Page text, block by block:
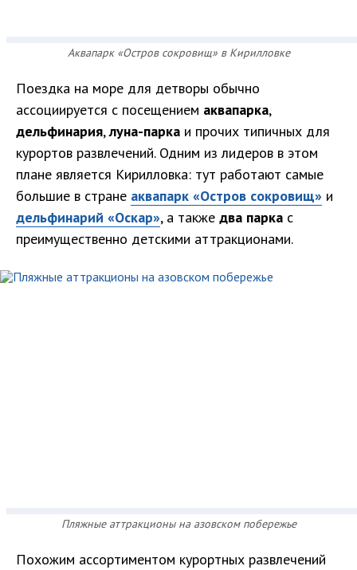
Аквапарк «Остров сокровищ» в Кирилловке
Поездка на море для детворы обычно
ассоциируется с посещением аквапарка,
дельфинария,луна-парка и прочих типичных для
курортов развлечений. Одним из лидеров в этом
плане является Кирилловка: тут работают самые
большие в стране аквапарк «Остров сокровищ» и
дельфинарий «Оскар», а также два парка с
преимущественно детскими аттракционами.
Пляжные аттракционы на азовском побережье
Похожим ассортиментом курортных развлечений